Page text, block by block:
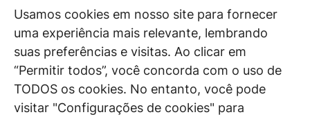
Usamos cookies em nosso site para fornecer
uma experiência mais relevante, lembrando
suas preferências e visitas. Ao clicar em
“Permitir todos”, você concorda com o uso de
TODOS os cookies. No entanto, você pode
visitar "Configurações de cookies" para
juristas e doutrinadores nacionais, se posicionam
diante de questões relevantes do cotidiano e
universo jurídico.